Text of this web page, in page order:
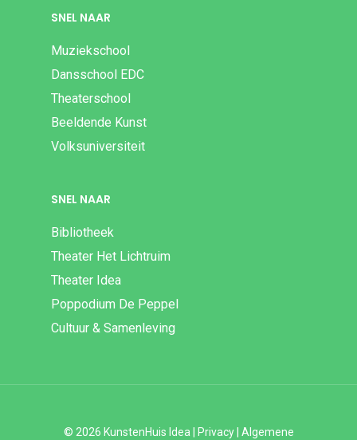
SNEL NAAR
Muziekschool
Dansschool EDC
Theaterschool
Beeldende Kunst
Volksuniversiteit
SNEL NAAR
Bibliotheek
Theater Het Lichtruim
Theater Idea
Poppodium De Peppel
Cultuur & Samenleving
© 2026 KunstenHuis Idea | Privacy| Algemene